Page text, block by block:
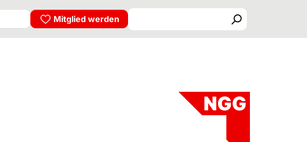
Mitglied werden
Suchen